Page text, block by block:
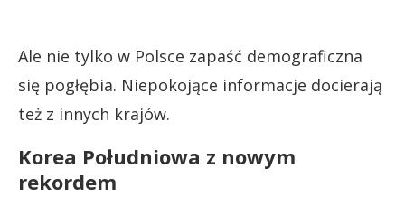
Ale nie tylko w Polsce zapaść demograficzna
się pogłębia. Niepokojące informacje docierają
też z innych krajów.
Korea Południowa z nowym
rekordem